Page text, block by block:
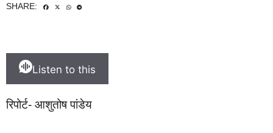
SHARE:
Listen to this
रिपोर्ट- आशुतोष पांडेय